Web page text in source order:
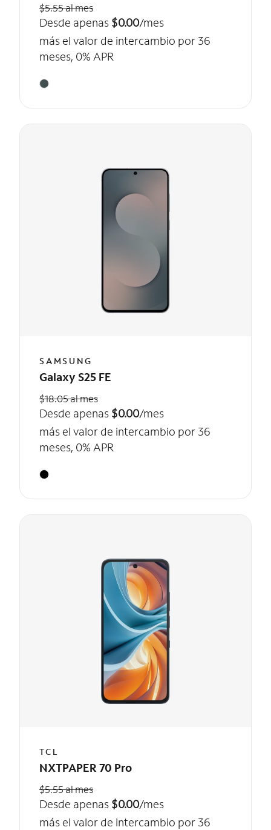
$5.55 al mes
Desde apenas $0.00/mes
más el valor de intercambio por 36
meses, 0% APR
SAMSUNG
Galaxy S25 FE
$18.05 al mes
Desde apenas $0.00/mes
más el valor de intercambio por 36
meses, 0% APR
TCL
NXTPAPER 70 Pro
$5.55 al mes
Desde apenas $0.00/mes
más el valor de intercambio por 36